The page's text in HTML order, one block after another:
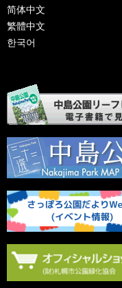
简体中文
繁體中文
한국어